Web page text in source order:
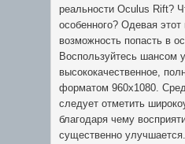
реальности Oculus Rift?
особенного? Одевая
возможность попасть в
Воспользуйтесь шансом
высококачественное,
форматом 960х1080.
следует отметить
благодаря чему
существенно